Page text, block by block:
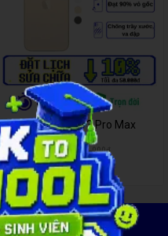
Thay vỏ iPhone 13 Pro Max
1.750.000đ 2.290.000đ